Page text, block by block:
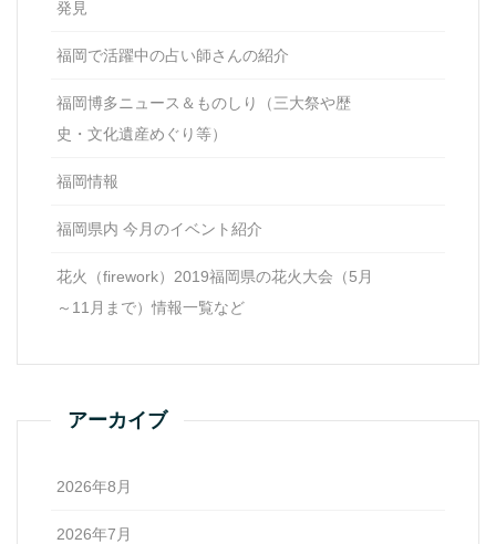
発見
福岡で活躍中の占い師さんの紹介
福岡博多ニュース＆ものしり（三大祭や歴
史・文化遺産めぐり等）
福岡情報
福岡県内 今月のイベント紹介
花火（firework）2019福岡県の花火大会（5月
～11月まで）情報一覧など
アーカイブ
2026年8月
2026年7月